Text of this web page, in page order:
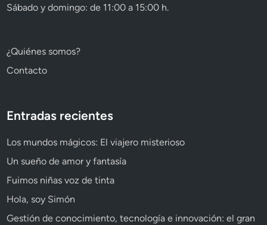
Sábado y domingo: de 11:00 a 15:00 h.
¿Quiénes somos?
Contacto
Entradas recientes
Los mundos mágicos: El viajero misterioso
Un sueño de amor y fantasía
Fuimos niñas voz de tinta
Hola, soy Simón
Gestión de conocimiento, tecnología e innovación: el gran